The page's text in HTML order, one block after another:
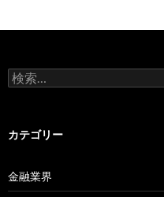
検
索:
カテゴリー
金融業界